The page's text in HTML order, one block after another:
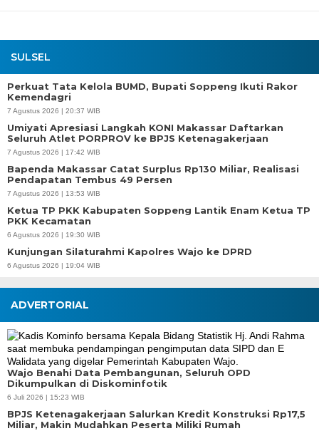
SULSEL
Perkuat Tata Kelola BUMD, Bupati Soppeng Ikuti Rakor
Kemendagri
7 Agustus 2026 | 20:37 WIB
Umiyati Apresiasi Langkah KONI Makassar Daftarkan
Seluruh Atlet PORPROV ke BPJS Ketenagakerjaan
7 Agustus 2026 | 17:42 WIB
Bapenda Makassar Catat Surplus Rp130 Miliar, Realisasi
Pendapatan Tembus 49 Persen
7 Agustus 2026 | 13:53 WIB
Ketua TP PKK Kabupaten Soppeng Lantik Enam Ketua TP
PKK Kecamatan
6 Agustus 2026 | 19:30 WIB
Kunjungan Silaturahmi Kapolres Wajo ke DPRD
6 Agustus 2026 | 19:04 WIB
ADVERTORIAL
Wajo Benahi Data Pembangunan, Seluruh OPD
Dikumpulkan di Diskominfotik
6 Juli 2026 | 15:23 WIB
BPJS Ketenagakerjaan Salurkan Kredit Konstruksi Rp17,5
Miliar, Makin Mudahkan Peserta Miliki Rumah